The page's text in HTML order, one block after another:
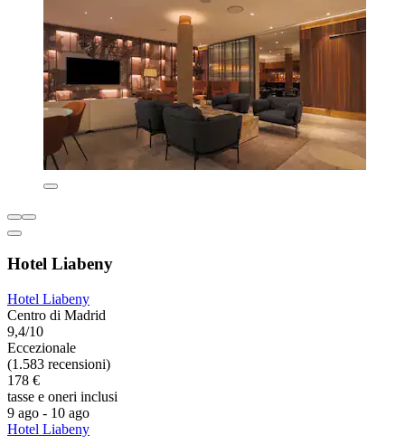
Hotel Liabeny
Hotel Liabeny
Centro di Madrid
9,4/10
Eccezionale
(1.583 recensioni)
178 €
tasse e oneri inclusi
9 ago - 10 ago
Hotel Liabeny